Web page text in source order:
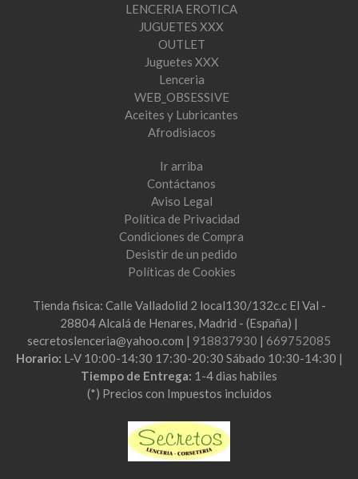
LENCERIA EROTICA
JUGUETES XXX
OUTLET
Juguetes XXX
Lenceria
WEB_OBSESSIVE
Aceites y Lubricantes
Afrodisiacos
Ir arriba
Contáctanos
Aviso Legal
Política de Privacidad
Condiciones de Compra
Desistir de un pedido
Políticas de Cookies
Tienda fisica: Calle Valladolid 2 local130/132c.c El Val -
28804 Alcalá de Henares, Madrid - (España) |
secretoslenceria@yahoo.com | 918837930 | 669752085
Horario: L-V 10:00-14:30 17:30-20:30 Sábado 10:30-14:30 |
Tiempo de Entrega: 1-4 dias habiles
(*) Precios con Impuestos incluidos